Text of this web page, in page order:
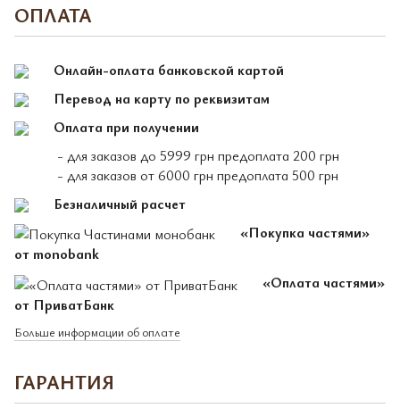
ОПЛАТА
Онлайн-оплата банковской картой
Перевод на карту по реквизитам
Оплата при получении
- для заказов до 5999 грн предоплата 200 грн
- для заказов от 6000 грн предоплата 500 грн
Безналичный расчет
«Покупка частями»
от monobank
«Оплата частями»
от ПриватБанк
Больше информации об оплате
ГАРАНТИЯ